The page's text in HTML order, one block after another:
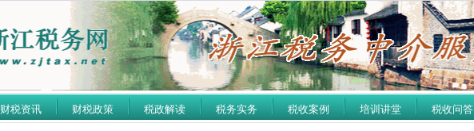
财税资讯 财税政策 税政解读 税务实务 税收案例 培训讲堂 税收问答